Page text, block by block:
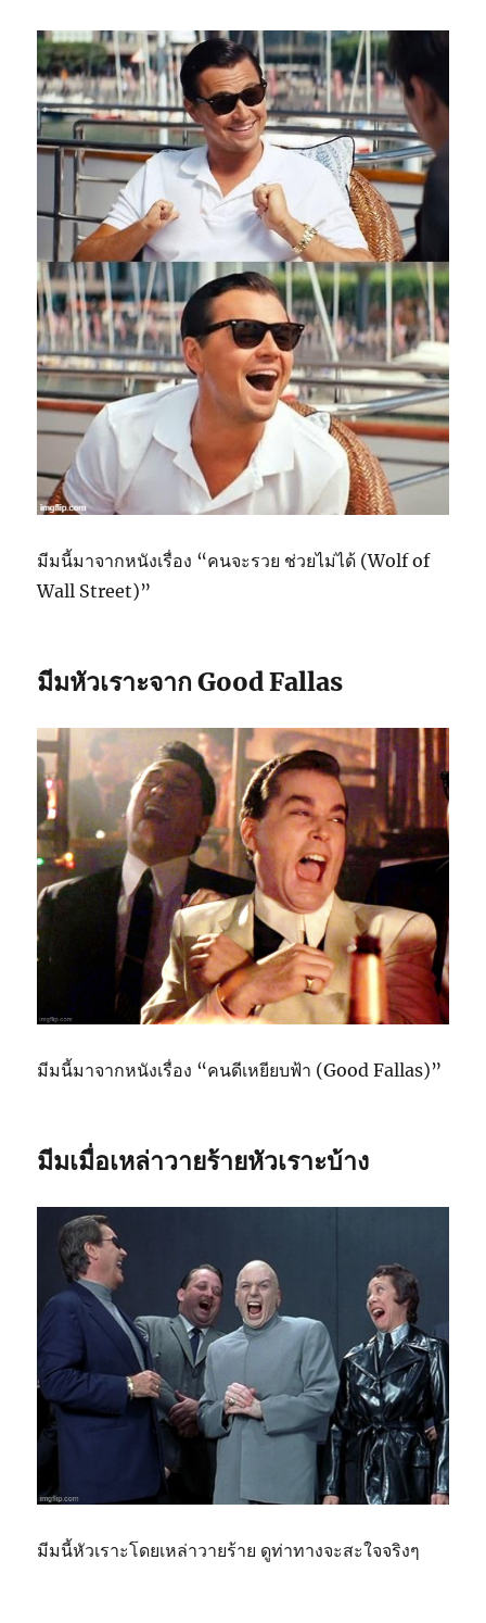
มีมนี้มาจากหนังเรื่อง “คนจะรวย ช่วยไม่ได้ (Wolf of
Wall Street)”
มีมหัวเราะจาก Good Fallas
มีมนี้มาจากหนังเรื่อง “คนดีเหยียบฟ้า (Good Fallas)”
มีมเมื่อเหล่าวายร้ายหัวเราะบ้าง
มีมนี้หัวเราะโดยเหล่าวายร้าย ดูท่าทางจะสะใจจริงๆ